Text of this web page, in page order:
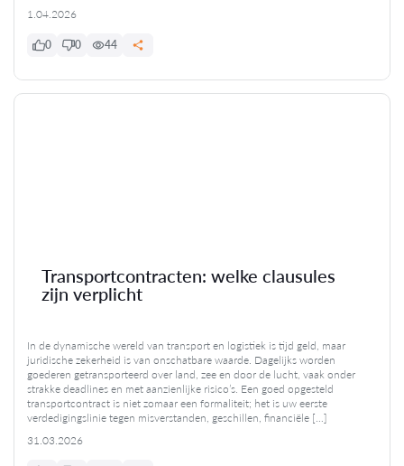
1.04.2026
0 0 44
Transportcontracten: welke clausules
zijn verplicht
In de dynamische wereld van transport en logistiek is tijd geld, maar
juridische zekerheid is van onschatbare waarde. Dagelijks worden
goederen getransporteerd over land, zee en door de lucht, vaak onder
strakke deadlines en met aanzienlijke risico’s. Een goed opgesteld
transportcontract is niet zomaar een formaliteit; het is uw eerste
verdedigingslinie tegen misverstanden, geschillen, financiële […]
31.03.2026